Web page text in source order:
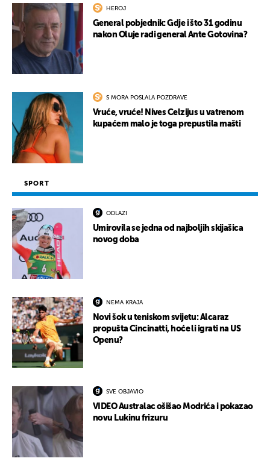
HEROJ
General pobjednik: Gdje i što 31 godinu
nakon Oluje radi general Ante Gotovina?
S MORA POSLALA POZDRAVE
Vruće, vruće! Nives Celzijus u vatrenom
kupaćem malo je toga prepustila mašti
SPORT
ODLAZI
Umirovila se jedna od najboljih skijašica
novog doba
NEMA KRAJA
Novi šok u teniskom svijetu: Alcaraz
propušta Cincinatti, hoće li igrati na US
Openu?
SVE OBJAVIO
VIDEO Australac ošišao Modrića i pokazao
novu Lukinu frizuru